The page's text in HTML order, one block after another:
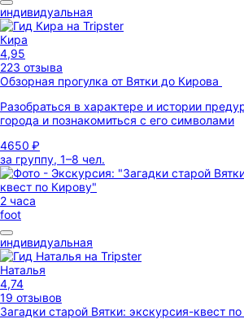
индивидуальная
Кира
4,95
223 отзыва
Обзорная прогулка от Вятки до Кирова
Разобраться в характере и истории
города и познакомиться с его символами
4650 ₽
за группу, 1–8 чел.
2 часа
foot
индивидуальная
Наталья
4,74
19 отзывов
Загадки старой Вятки: экскурсия-квест